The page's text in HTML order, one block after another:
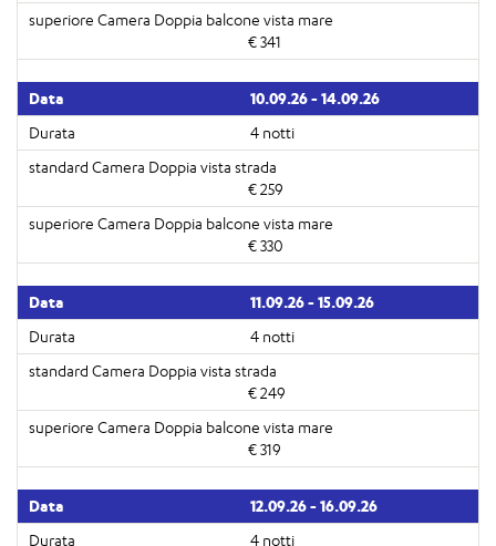
€ 341
10.09.26 - 14.09.26
4 notti
€ 259
€ 330
11.09.26 - 15.09.26
4 notti
€ 249
€ 319
12.09.26 - 16.09.26
4 notti